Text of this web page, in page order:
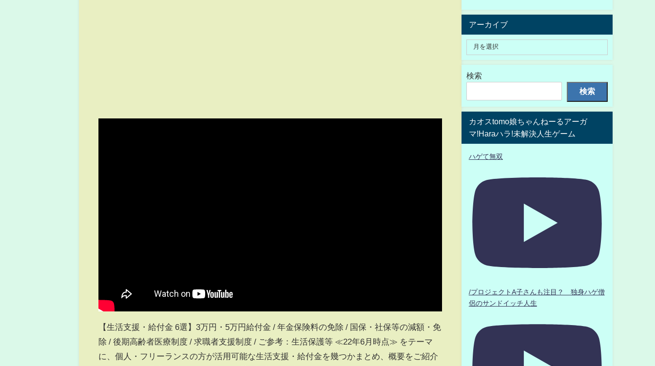
【生活支援・給付金 6選】3万円・5万円給付金 / 年金保険料の免除 / 国保・社保等の減額・免
除 / 後期高齢者医療制度 / 求職者支援制度 / ご参考：生活保護等 ≪22年6月時点≫ をテーマ
に、個人・フリーランスの方が活用可能な生活支援・給付金を幾つかまとめ、概要をご紹介
アーカイブ
検索
検索
カオスtomo娘ちゃんねーるアーガ
マ!Haraハラ!未解決人生ゲーム
ハゲて無双
/プロジェクトA子さんも注目？ 独身ハゲ僧
侶のサンドイッチ人生